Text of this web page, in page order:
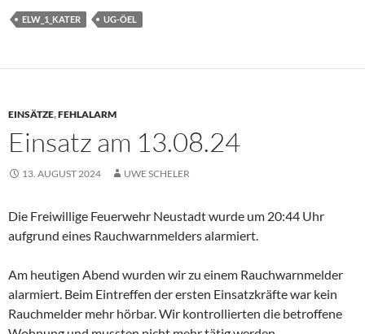
ELW_1_KATER UG-ÖEL
EINSÄTZE,FEHLALARM
Einsatz am 13.08.24
13. AUGUST 2024 UWE SCHELER
Die Freiwillige Feuerwehr Neustadt wurde um 20:44 Uhr
aufgrund eines Rauchwarnmelders alarmiert.
Am heutigen Abend wurden wir zu einem Rauchwarnmelder
alarmiert. Beim Eintreffen der ersten Einsatzkräfte war kein
Rauchmelder mehr hörbar. Wir kontrollierten die betroffene